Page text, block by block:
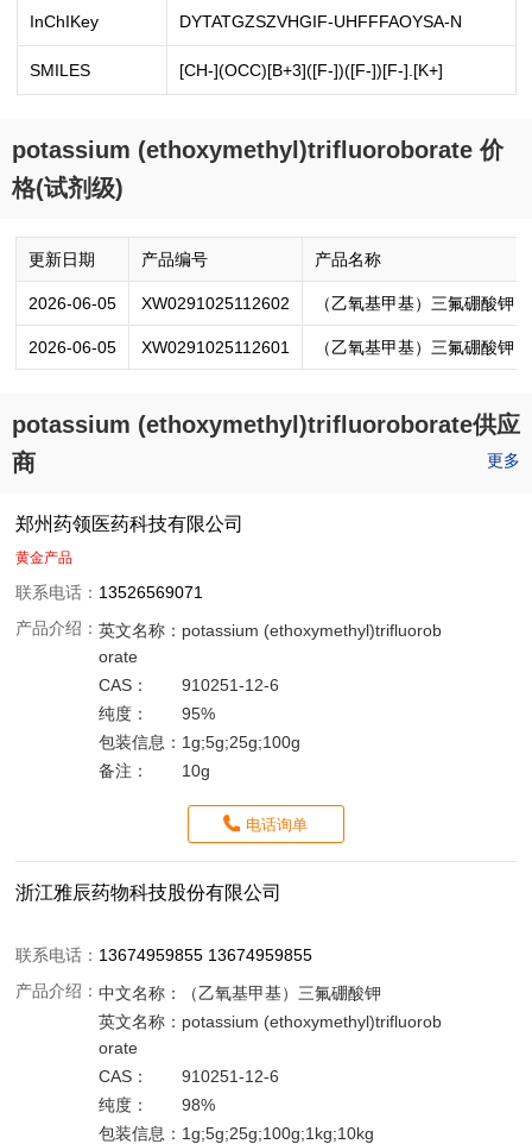
InChIKey DYTATGZSZVHGIF-UHFFFAOYSA-N
SMILES [CH-](OCC)[B+3]([F-])([F-])[F-].[K+]
potassium (ethoxymethyl)trifluoroborate 价
格(试剂级)
更新日期 产品编号 产品名称
2026-06-05 XW0291025112602 （乙氧基甲基）三氟硼酸钾
2026-06-05 XW0291025112601 （乙氧基甲基）三氟硼酸钾
potassium (ethoxymethyl)trifluoroborate供应
商
更多
郑州药领医药科技有限公司
黄金产品
联系电话： 13526569071
产品介绍：英文名称： potassium (ethoxymethyl)trifluorob
orate
CAS：
910251-12-6
纯度：
95%
包装信息： 1g;5g;25g;100g
备注：
10g
电话询单
浙江雅辰药物科技股份有限公司
联系电话： 13674959855 13674959855
产品介绍：中文名称：
（乙氧基甲基）三氟硼酸钾
英文名称： potassium (ethoxymethyl)trifluorob
orate
CAS：
910251-12-6
纯度：
98%
包装信息： 1g;5g;25g;100g;1kg;10kg